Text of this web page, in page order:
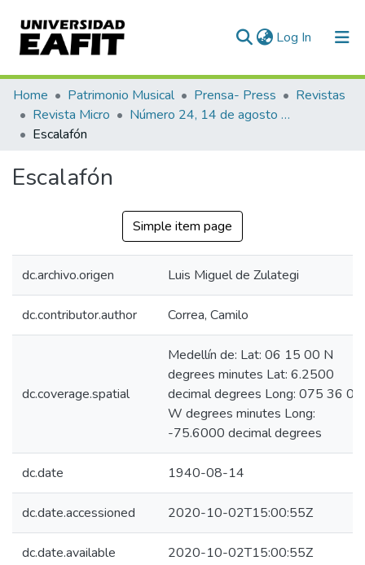
Log In (current)
Communities & Collections
All of DSpace
Home Patrimonio Musical Prensa- Press
Revistas
Revista Micro
Número 24, 14 de agosto de 1940
Escalafón
Escalafón
Simple item page
dc.archivo.origen Luis Miguel de Zulategi
dc.contributor.author Correa, Camilo
dc.coverage.spatial
Medellín de: Lat: 06 15 00 N
degrees minutes Lat: 6.2500
decimal degrees Long: 075 36 00
W degrees minutes Long:
-75.6000 decimal degrees
dc.date 1940-08-14
dc.date.accessioned 2020-10-02T15:00:55Z
dc.date.available 2020-10-02T15:00:55Z